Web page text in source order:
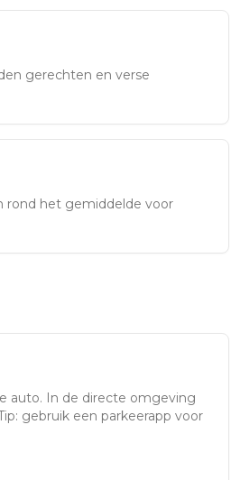
gerechten en verse
rond het gemiddelde voor
auto. In de directe omgeving
gebruik een parkeerapp voor